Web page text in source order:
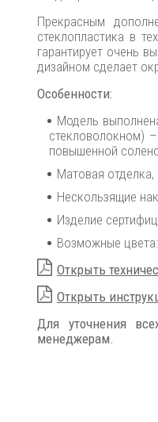
Прекрасным
стеклопластика в
гарантирует очень
дизайном сделает
Особенности:
Модель
стекловолокном)
повышенной
Матовая отделка,
Нескользящие
Изделие
Возможные
Открыть
Открыть
Для уточнения
менеджерам.